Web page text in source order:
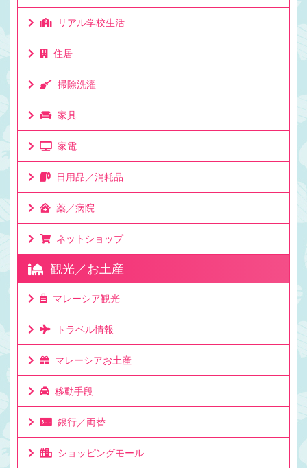
リアル学校生活
住居
掃除洗濯
家具
家電
日用品／消耗品
薬／病院
ネットショップ
観光／お土産
マレーシア観光
トラベル情報
マレーシアお土産
移動手段
銀行／両替
ショッピングモール